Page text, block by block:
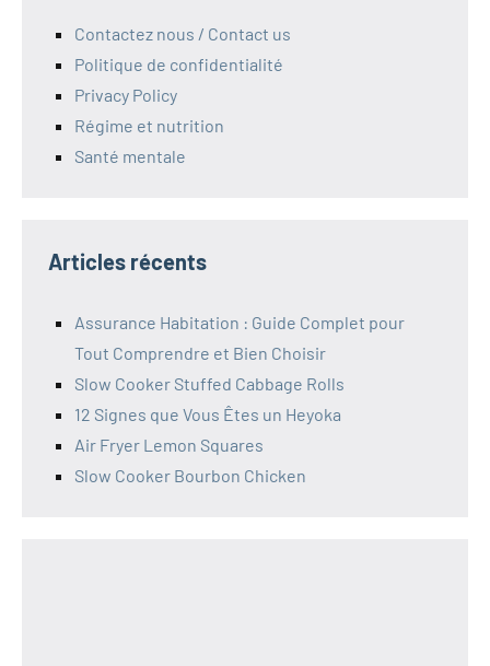
Contactez nous / Contact us
Politique de confidentialité
Privacy Policy
Régime et nutrition
Santé mentale
Articles récents
Assurance Habitation : Guide Complet pour
Tout Comprendre et Bien Choisir
Slow Cooker Stuffed Cabbage Rolls
12 Signes que Vous Êtes un Heyoka
Air Fryer Lemon Squares
Slow Cooker Bourbon Chicken